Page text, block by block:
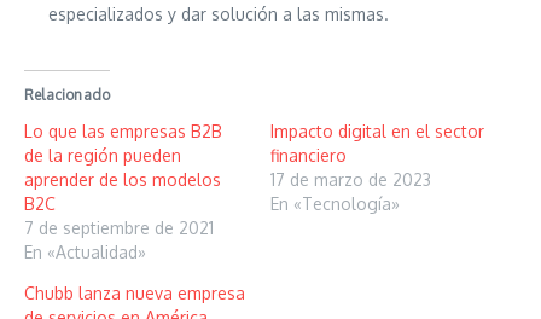
especializados y dar solución a las mismas.
Relacionado
Lo que las empresas B2B
de la región pueden
aprender de los modelos
B2C
7 de septiembre de 2021
En «Actualidad»
Impacto digital en el sector
financiero
17 de marzo de 2023
En «Tecnología»
Chubb lanza nueva empresa